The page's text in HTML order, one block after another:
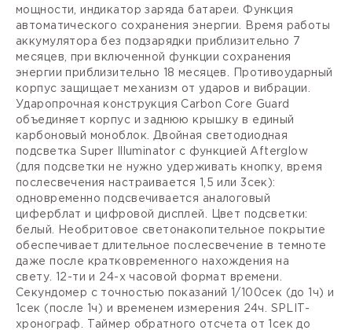
мощности, индикатор заряда батареи. Функция
автоматического сохранения энергии. Время работы
аккумулятора без подзарядки приблизительно 7
месяцев, при включенной функции сохранения
энергии приблизительно 18 месяцев.
Противоударный
корпус защищает механизм от ударов и вибрации.
Ударопрочная конструкция Carbon Core Guard
объединяет корпус и заднюю крышку в единый
карбоновый моноблок. Двойная светодиодная
подсветка Super Illuminator с функцией Afterglow
(для подсветки не нужно удерживать кнопку, время
послесвечения настраивается 1,5 или 3сек):
одновременно подсвечивается аналоговый
циферблат и цифровой дисплей. Цвет подсветки:
белый. Необритовое светонакопительное покрытие
обеспечивает длительное послесвечение в темноте
даже после кратковременного нахождения на
свету.
12-ти и 24-х часовой формат времени.
Секундомер с точностью показаний 1/100сек (до 1ч) и
1сек (после 1ч) и временем измерения 24ч. SPLIT-
хронограф.
Таймер обратного отсчета от 1сек до